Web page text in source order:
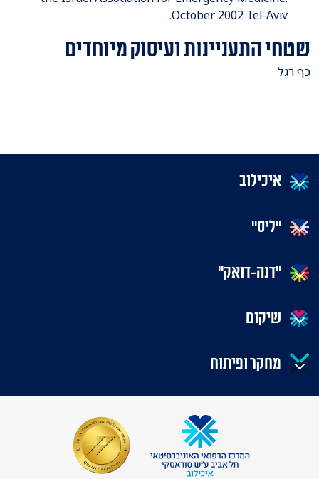
October 2002 Tel-Aviv.
שטחי התעניינות ועיסוק מיוחדים
​כף רגל
איכילוב
"ליס"
"דנה-דואק"
שיקום
מחקר ופיתוח